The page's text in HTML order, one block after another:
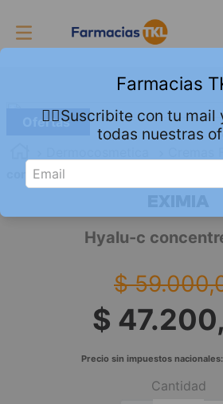
Ofertas
concentré 15 ml
Hyalu-c
$ 59.000,
$ 47.200,
Precio sin impuestos nacionales:
Cantidad
Farmacias
👇🏻Suscribite con tu
todas nuestras